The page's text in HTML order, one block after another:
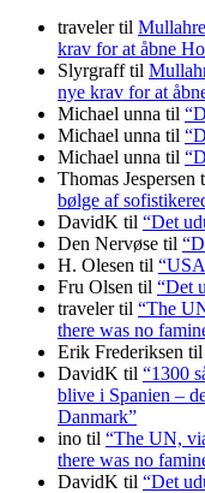
travelertil
krav for at åbne
Slyrgrafftil
nye krav for at
Michael unna til
Michael unna til
Michael unna til
Thomas Jespersen
bølge af
DavidK til “Det
Den Nervøse til
H. Olesen til
Fru Olsen til “Det
travelertil “The
there was no
Erik Frederiksen til
DavidK til “1300
blive i Spanien –
Danmark”
ino til “The UN,
there was no
DavidK til “Det